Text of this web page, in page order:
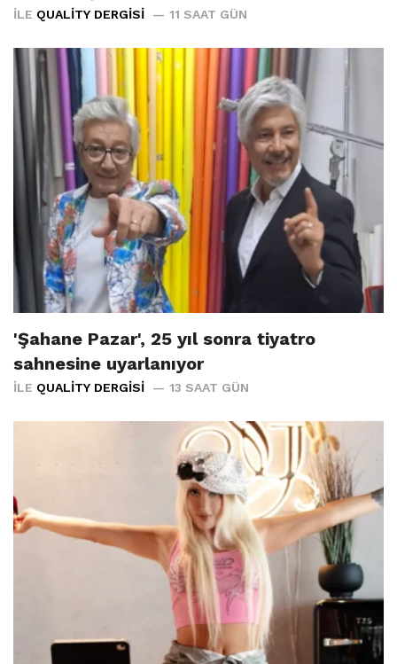
İLE QUALITY DERGISI 11 SAAT GÜN
'Şahane Pazar', 25 yıl sonra tiyatro
sahnesine uyarlanıyor
İLE QUALITY DERGISI 13 SAAT GÜN